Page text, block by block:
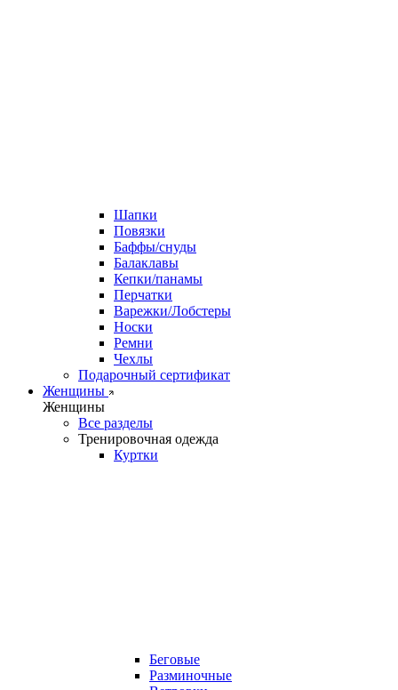
Шапки
Повязки
Баффы/снуды
Балаклавы
Кепки/панамы
Перчатки
Варежки/Лобстеры
Носки
Ремни
Чехлы
Подарочный сертификат
Женщины
Женщины
Все разделы
Тренировочная одежда
Куртки
Беговые
Разминочные